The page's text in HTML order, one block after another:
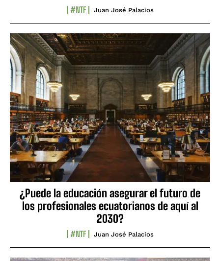
#NTF Juan José Palacios
¿Puede la educación asegurar el futuro de
los profesionales ecuatorianos de aquí al
2030?
#NTF Juan José Palacios